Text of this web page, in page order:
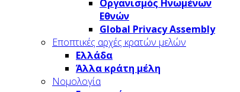
Οργανισμός Ηνωμένων
Εθνών
Global Privacy Assembly
Εποπτικές αρχές κρατών μελών
Ελλάδα
Άλλα κράτη μέλη
Νομολογία